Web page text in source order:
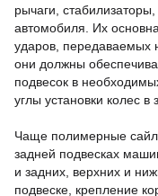
рычаги,
автомобиля.
Их
ударов, передаваемых
они должны
подвесок в
углы установки колес
Чаще полимерные
задней подвесках
и задних, верхних и
подвеске, крепление